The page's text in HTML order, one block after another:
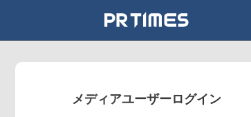
メディアユーザーログイン